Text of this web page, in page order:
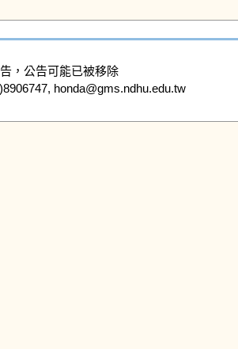
，公告可能已被移除
honda@gms.ndhu.edu.tw